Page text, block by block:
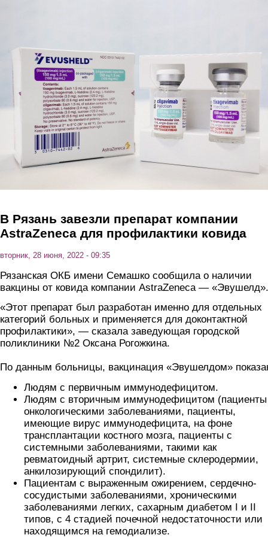
В Рязань завезли препарат компании
AstraZeneca для профилактики ковида
вторник, 28 июня, 2022 - 09:35
Рязанская ОКБ имени Семашко сообщила о наличии
вакцины от ковида компании AstraZeneca — «Эвушелд».
«Этот препарат был разработан именно для отдельных
категорий больных и применяется для доконтактной
профилактики», — сказала заведующая городской
поликлиники №2 Оксана Рогожкина.
По данным больницы, вакцинация «Эвушелдом»
Людям с первичным иммунодефицитом.
Людям с вторичным иммунодефицитом
онкологическими заболеваниями, пациенты,
имеющие вирус иммунодефицита, на фоне
трансплантации костного мозга, пациенты с
системными заболеваниями, такими как
ревматоидный артрит, системные склеродермии,
анкилозирующий спондилит).
Пациентам с выраженным ожирением, сердечно-
сосудистыми заболеваниями, хроническими
заболеваниями легких, сахарным диабетом I и II
типов, с 4 стадией почечной недостаточности или
находящимся на гемодиализе.